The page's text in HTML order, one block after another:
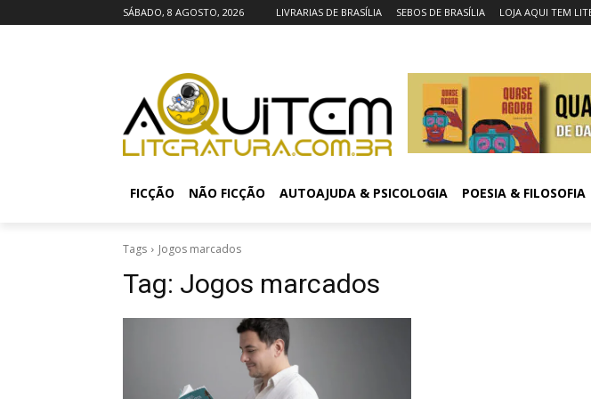
SÁBADO, 8 AGOSTO, 2026 LIVRARIAS DE BRASÍLIA SEBOS DE BRASÍLIA LOJA AQUI TEM
FICÇÃO NÃO FICÇÃO AUTOAJUDA & PSICOLOGIA POESIA & FILOSOFIA
Tags Jogos marcados
Tag: Jogos marcados